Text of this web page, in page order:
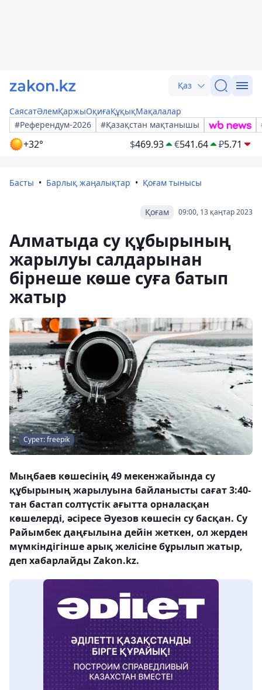
Қаз
СаясатӘлемҚаржыОқиғаҚұқықМақалалар
#Референдум-2026
#Қазақстан мақтанышы
+32° $469.93 €541.64 ₽5.71
Басты Барлық жаңалықтар Қоғам тынысы
09:00, 13 қаңтар 2023
Қоғам
Алматыда су құбырының
жарылуы салдарынан
бірнеше көше суға батып
жатыр
Сурет: freepik
Мыңбаев көшесінің 49 мекенжайында су
құбырының жарылуына байланысты сағат 3:40-
тан бастап солтүстік ағытта орналасқан
көшелерді, әсіресе Әуезов көшесін су басқан. Су
Райымбек даңғылына дейін жеткен, ол жерден
мүмкіндігінше арық желісіне бұрылып жатыр,
деп хабарлайды Zakon.kz.